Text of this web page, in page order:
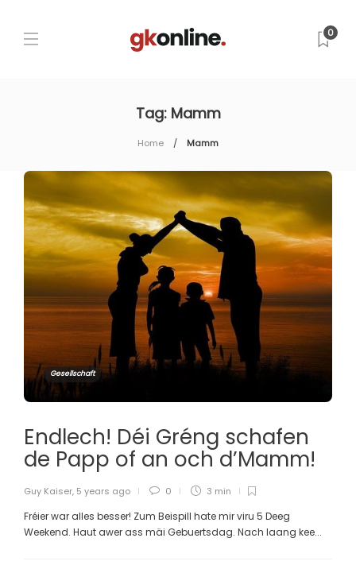
0
Tag: Mamm
Home Mamm
Gesellschaft
Endlech! Déi Gréng schafen
de Papp of an och d’Mamm!
Guy Kaiser, 5 years ago 0 3 min
Fréier war alles besser! Zum Beispill hate mir viru 5 Deeg
Weekend. Haut awer ass mäi Gebuertsdag. Nach laang kee...